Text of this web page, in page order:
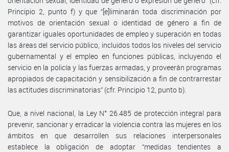
Principio 2, punto f) y que “[e]liminarán toda discriminación por
motivos de orientación sexual o identidad de género a fin de
garantizar iguales oportunidades de empleo y superación en todas
las áreas del servicio público, incluidos todos los niveles del servicio
gubernamental y el empleo en funciones públicas, incluyendo el
servicio en la policía y las fuerzas armadas, y proveerán programas
apropiados de capacitación y sensibilización a fin de contrarrestar
las actitudes discriminatorias” (cfr. Principio 12, punto b).
Que, a nivel nacional, la Ley N° 26.485 de protección integral para
prevenir, sancionar y erradicar la violencia contra las mujeres en los
ámbitos en que desarrollen sus relaciones interpersonales
establece la obligación de adoptar “medidas tendientes a